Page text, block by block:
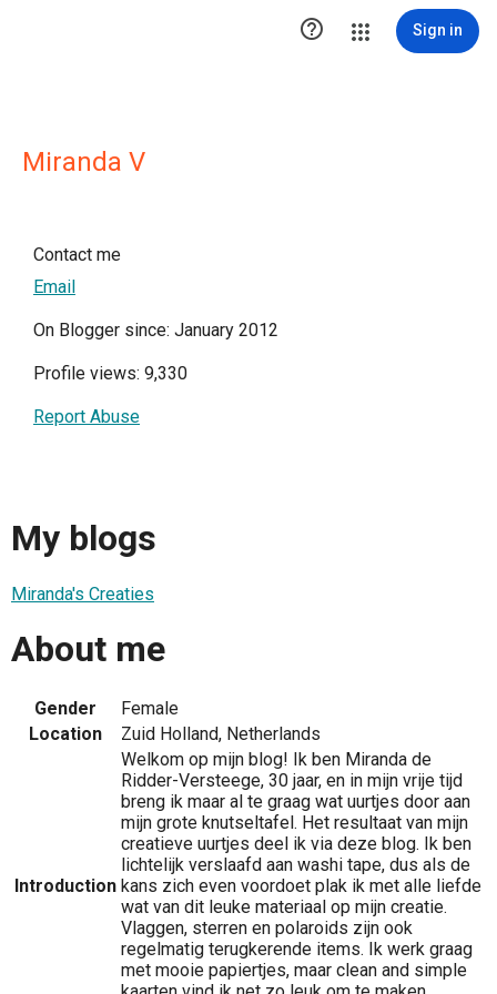
 Sign in
Miranda V
Contact me
Email
On Blogger since: January 2012
Profile views: 9,330
Report Abuse
My blogs
Miranda's Creaties
About me
Gender
Female
Location
Zuid Holland, Netherlands
Introduction
Welkom op mijn blog! Ik ben Miranda de
Ridder-Versteege, 30 jaar, en in mijn vrije tijd
breng ik maar al te graag wat uurtjes door aan
mijn grote knutseltafel. Het resultaat van mijn
creatieve uurtjes deel ik via deze blog. Ik ben
lichtelijk verslaafd aan washi tape, dus als de
kans zich even voordoet plak ik met alle liefde
wat van dit leuke materiaal op mijn creatie.
Vlaggen, sterren en polaroids zijn ook
regelmatig terugkerende items. Ik werk graag
met mooie papiertjes, maar clean and simple